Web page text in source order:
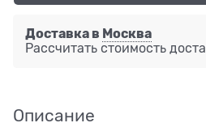
Доставка в Москва
Рассчитать стоимость
Описание